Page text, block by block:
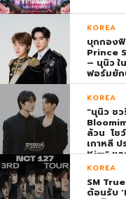
KOREA
บุกกองฟิ
Prince
– นุนิว ใ
ฟอร์มยัก
KOREA
“นุนิว ช
ล้วน โช
เกาหลี
Kim” แ
พุ่ง ติดอั
KOREA
SM
ต้อนรับ